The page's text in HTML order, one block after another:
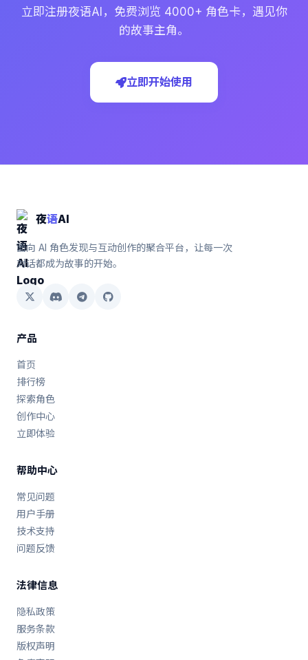
立即注册夜语AI，免费浏览 4000+ 角色卡，遇见你
的故事主角。
立即开始使用
夜语AI
面向 AI 角色发现与互动创作的聚合平台，让每一次
对话都成为故事的开始。
产品
首页
排行榜
探索角色
创作中心
立即体验
帮助中心
常见问题
用户手册
技术支持
问题反馈
法律信息
隐私政策
服务条款
版权声明